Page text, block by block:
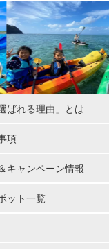
ばれる理由」とは
項
キャンペーン情報
ット一覧